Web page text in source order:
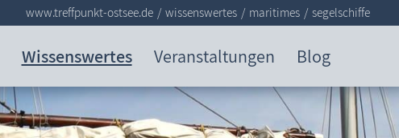
Wissenswertes Veranstaltungen Blog
www.treffpunkt-ostsee.de wissenswertes maritimes segelschiffe